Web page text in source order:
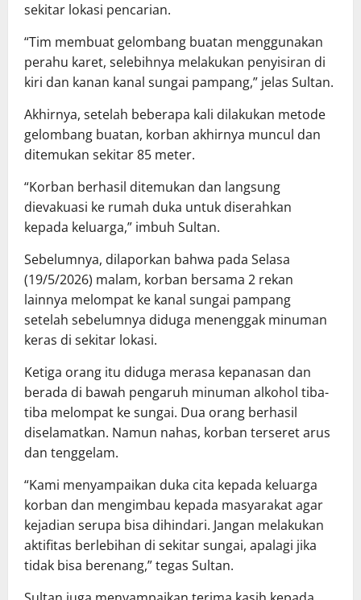
sekitar lokasi pencarian.
“Tim membuat gelombang buatan menggunakan
perahu karet, selebihnya melakukan penyisiran di
kiri dan kanan kanal sungai pampang,” jelas Sultan.
Akhirnya, setelah beberapa kali dilakukan metode
gelombang buatan, korban akhirnya muncul dan
ditemukan sekitar 85 meter.
“Korban berhasil ditemukan dan langsung
dievakuasi ke rumah duka untuk diserahkan
kepada keluarga,” imbuh Sultan.
Sebelumnya, dilaporkan bahwa pada Selasa
(19/5/2026) malam, korban bersama 2 rekan
lainnya melompat ke kanal sungai pampang
setelah sebelumnya diduga menenggak minuman
keras di sekitar lokasi.
Ketiga orang itu diduga merasa kepanasan dan
berada di bawah pengaruh minuman alkohol tiba-
tiba melompat ke sungai. Dua orang berhasil
diselamatkan. Namun nahas, korban terseret arus
dan tenggelam.
“Kami menyampaikan duka cita kepada keluarga
korban dan mengimbau kepada masyarakat agar
kejadian serupa bisa dihindari. Jangan melakukan
aktifitas berlebihan di sekitar sungai, apalagi jika
tidak bisa berenang,” tegas Sultan.